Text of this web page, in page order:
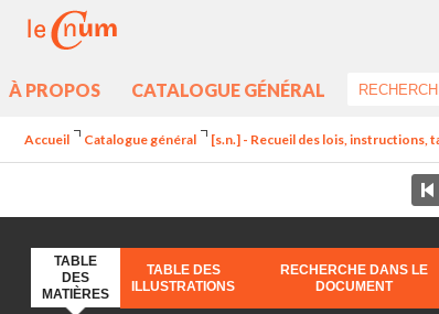
À PROPOS CATALOGUE GÉNÉRAL
Accueil Catalogue général [s.n.] - Recueil des lois, instructions,
TABLE
DES
MATIÈRES
TABLE DES
ILLUSTRATIONS
RECHERCHE DANS LE
DOCUMENT